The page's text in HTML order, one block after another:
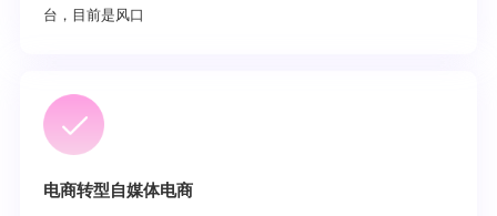
台，目前是风口
电商转型自媒体电商